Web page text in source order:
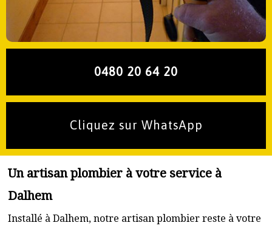
0480 20 64 20
Cliquez sur WhatsApp
Un artisan plombier à votre service à
Dalhem
Installé à Dalhem, notre artisan plombier reste à votre